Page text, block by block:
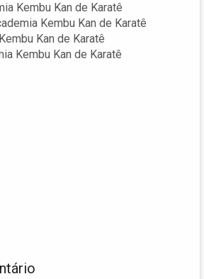
Kembu Kan de Karatê
Kembu Kan de Karatê
Kan de Karatê
Kembu Kan de Karatê